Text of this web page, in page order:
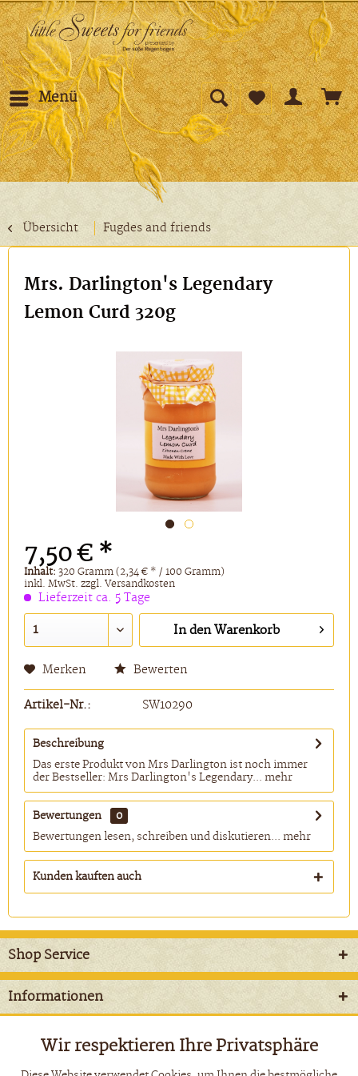
Menü
Übersicht Fugdes and friends
Mrs. Darlington's Legendary
Lemon Curd 320g
7,50 € *
Inhalt:320 Gramm (2,34 € * / 100 Gramm)
inkl. MwSt.zzgl. Versandkosten
Lieferzeit ca. 5 Tage
In den Warenkorb
Merken Bewerten
Artikel-Nr.: SW10290
Beschreibung
Das erste Produkt von Mrs Darlington ist noch immer
der Bestseller: Mrs Darlington's Legendary... mehr
Bewertungen
0
Bewertungen lesen, schreiben und diskutieren... mehr
Kunden kauften auch
Shop Service
Informationen
Newsletter
Funktionale Aktiv
Wir respektieren Ihre Privatsphäre